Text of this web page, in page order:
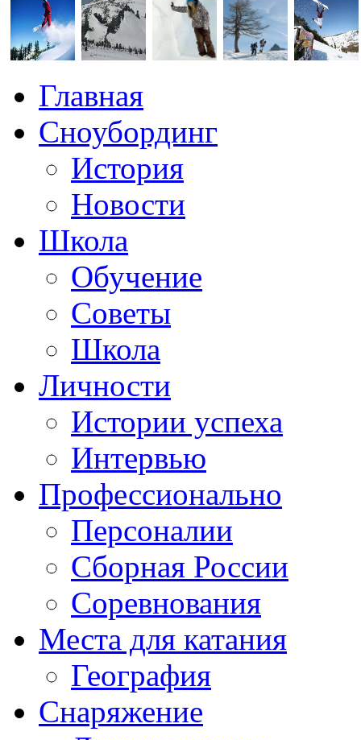
Главная
Сноубординг
История
Новости
Школа
Обучение
Советы
Школа
Личности
Истории успеха
Интервью
Профессионально
Персоналии
Сборная России
Соревнования
Места для катания
География
Снаряжение